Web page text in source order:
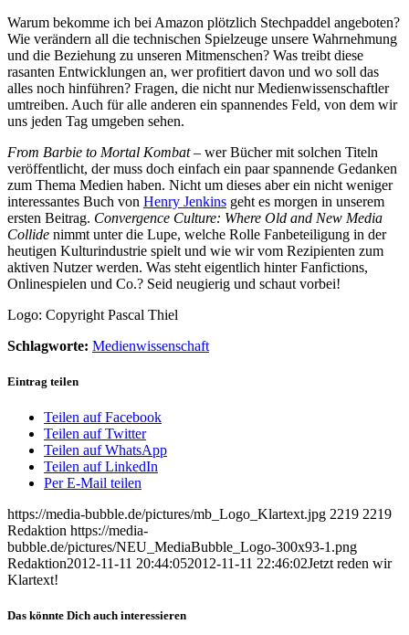
Warum bekomme ich bei Amazon plötzlich Stechpaddel angeboten?
Wie verändern all die technischen Spielzeuge unsere Wahrnehmung
und die Beziehung zu unseren Mitmenschen? Was treibt diese
rasanten Entwicklungen an, wer profitiert davon und wo soll das
alles noch hinführen? Fragen, die nicht nur Medienwissenschaftler
umtreiben. Auch für alle anderen ein spannendes Feld, von dem wir
uns jeden Tag umgeben sehen.
From Barbie to Mortal Kombat– wer Bücher mit solchen Titeln
veröffentlicht, der muss doch einfach ein paar spannende Gedanken
zum Thema Medien haben. Nicht um dieses aber ein nicht weniger
interessantes Buch von Henry Jenkins geht es morgen in unserem
ersten Beitrag. Convergence Culture: Where Old and New Media
Collide nimmt unter die Lupe, welche Rolle Fanbeteiligung in der
heutigen Kulturindustrie spielt und wie wir vom Rezipienten zum
aktiven Nutzer werden. Was steht eigentlich hinter Fanfictions,
Onlinespielen und Co.? Seid neugierig und schaut vorbei!
Logo: Copyright Pascal Thiel
Schlagworte: Medienwissenschaft
Eintrag teilen
Teilen auf Facebook
Teilen auf Twitter
Teilen auf WhatsApp
Teilen auf LinkedIn
Per E-Mail teilen
https://media-bubble.de/pictures/mb_Logo_Klartext.jpg 2219 2219
Redaktion https://media-
bubble.de/pictures/NEU_MediaBubble_Logo-300x93-1.png
Redaktion2012-11-11 20:44:052012-11-11 22:46:02Jetzt reden wir
Klartext!
Das könnte Dich auch interessieren